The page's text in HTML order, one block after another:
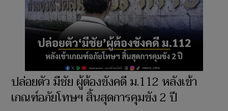
ปล่อยตัว มีชัย ผู้ต้องขังคดี ม.112 หลังเข้า
เกณฑ์อภัยโทษฯ สิ้นสุดการคุมขัง 2 ปี